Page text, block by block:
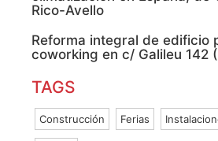
Rico-Avello
Reforma integral de edificio
coworking en c/ Galileu 142
TAGS
Construcción Ferias